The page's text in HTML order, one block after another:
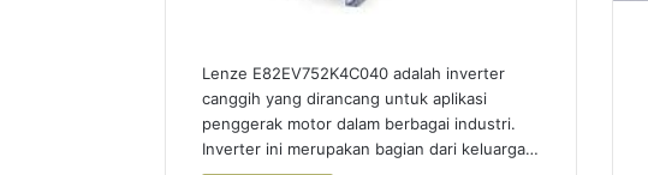
Lenze E82EV752K4C040 adalah inverter
canggih yang dirancang untuk aplikasi
penggerak motor dalam berbagai industri.
Inverter ini merupakan bagian dari keluarga…